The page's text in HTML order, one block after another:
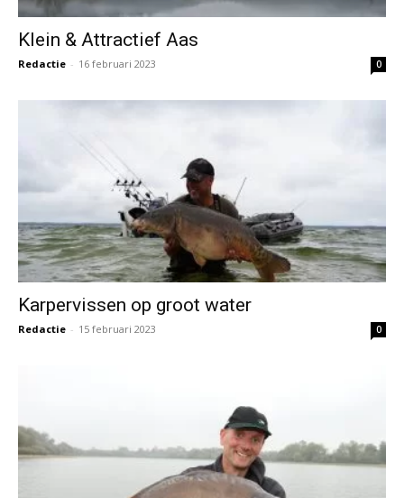
Klein & Attractief Aas
Redactie - 16 februari 2023 0
Karpervissen op groot water
Redactie - 15 februari 2023 0